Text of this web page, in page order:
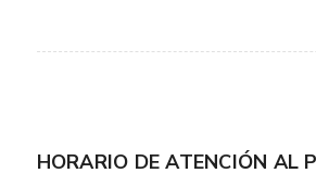
HORARIO DE ATENCIÓN AL